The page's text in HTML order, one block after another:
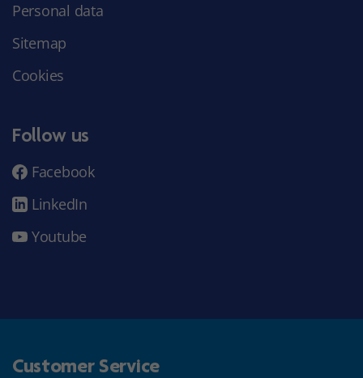
Personal data
Sitemap
Cookies
Follow us
Facebook
LinkedIn
Youtube
Customer Service